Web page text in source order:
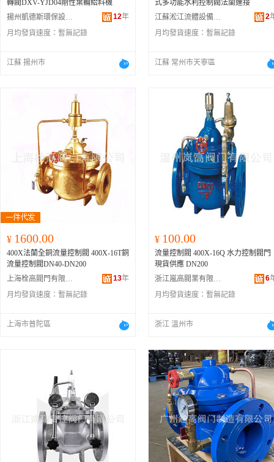
轉閥DXV-YJD04剛性葉輪給料機
揚州凱德斯環保設備有限公司
12年
月均發貨速度： 暫無記錄
江蘇 揚州市
式多功能水利控制閥法蘭連接
江蘇淞江流體設備有限公司
2
月均發貨速度： 暫無記錄
江蘇 常州市天寧區
¥ 1600.00
400X法蘭全銅流量控制閥 400X-16T銅
流量控制閥DN40-DN200
上海栓高閥門有限公司
13年
月均發貨速度： 暫無記錄
上海市普陀區
¥ 100.00
流量控制閥 400X-16Q 水力控制閥門
現貨供應 DN200
浙江嵐高閥業有限公司
6
月均發貨速度： 暫無記錄
浙江 溫州市